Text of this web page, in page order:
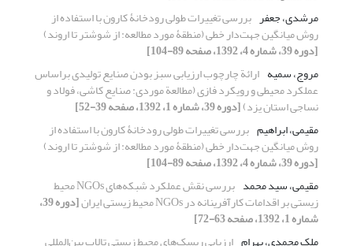
مرشدی، جعفر بررسی تغییرات طولی رودخانۀ کارون با استفاده از
روش میانگین جهت‌دار خطی (منطقۀ مورد مطالعه: از شوشتر تا اروند)
[دوره 39، شماره 4، 1392، صفحه 89-104]
مروج، سمیه ارائة چارچوب ارزیابی سبز بودن صنایع تولیدی براساس
عملکرد محیطی و رویکرد فازی (مطالعة موردی: صنایع کاشی، فولاد و
نساجی استان یزد)[دوره 39، شماره 1، 1392، صفحه 39-52]
مقیمی، ابراهیم بررسی تغییرات طولی رودخانۀ کارون با استفاده از
روش میانگین جهت‌دار خطی (منطقۀ مورد مطالعه: از شوشتر تا اروند)
[دوره 39، شماره 4، 1392، صفحه 89-104]
مقیمی، سید محمد
بررسی نقش عملکرد شبکه‌های NGOs محیط
زیستی بر اقدامات کارآفرینانه در NGOs محیط زیستی ایران [دوره 39،
شماره 1، 1392، صفحه 63-72]
ملک محمدی، بهرام ارزیابی ریسک‌های محیط زیستی تالاب بین‌المللی